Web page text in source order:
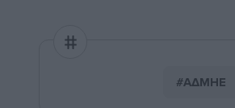
#ΑΔΜΗΕ